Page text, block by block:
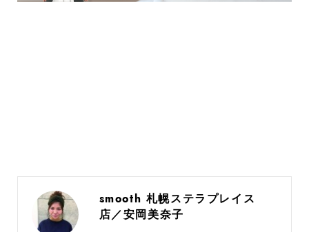
smooth 札幌ステラプレイス
店／安岡美奈子